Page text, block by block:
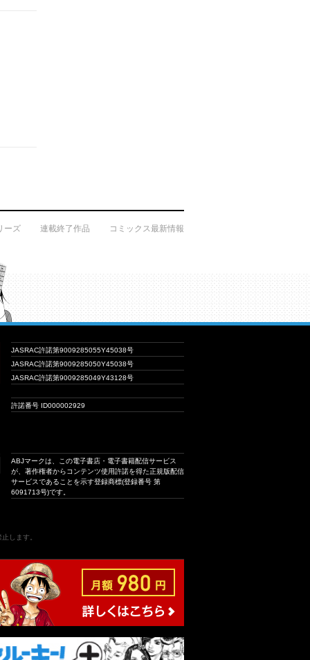
ーズ 連載終了作品 コミックス最新情報
JASRAC許諾第9009285055Y45038号
JASRAC許諾第9009285050Y45038号
JASRAC許諾第9009285049Y43128号
許諾番号 ID000002929
ABJマークは、この電子書店・電子書籍配信サービス
が、著作権者からコンテンツ使用許諾を得た正規版配信
サービスであることを示す登録商標(登録番号 第
6091713号)です。
します。